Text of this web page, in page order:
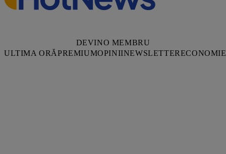
DEVINO MEMBRU
ULTIMA ORĂPREMIUMOPINIINEWSLETTERECONOMIE